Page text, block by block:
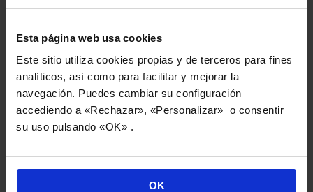
Esta página web usa cookies
Este sitio utiliza cookies propias y de terceros para fines
analíticos, así como para facilitar y mejorar la
navegación. Puedes cambiar su configuración
accediendo a «Rechazar», «Personalizar» o consentir
su uso pulsando «OK» .
OK